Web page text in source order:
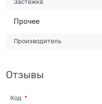
Застежка
Прочее
Производитель
Отзывы
Код